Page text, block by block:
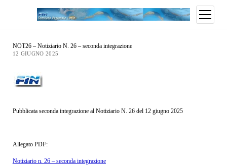
NOT26 – Notiziario N. 26 – seconda integrazione
12 GIUGNO 2025
Pubblicata seconda integrazione al Notiziario N. 26 del 12 giugno 2025
Allegato PDF:
Notiziario n. 26 – seconda integrazione